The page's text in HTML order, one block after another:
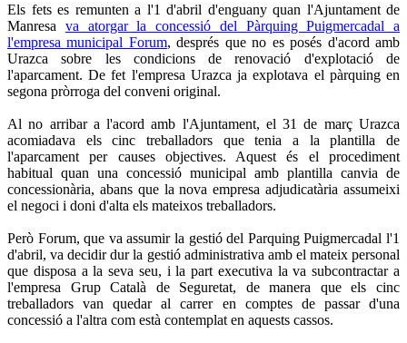
Els fets es remunten a l'1 d'abril d'enguany quan l'Ajuntament de
Manresa va atorgar la concessió del Pàrquing Puigmercadal a
l'empresa municipal Forum, després que no es posés d'acord amb
Urazca sobre les condicions de renovació d'explotació de
l'aparcament. De fet l'empresa Urazca ja explotava el pàrquing en
segona pròrroga del conveni original.
Al no arribar a l'acord amb l'Ajuntament, el 31 de març Urazca
acomiadava els cinc treballadors que tenia a la plantilla de
l'aparcament per causes objectives. Aquest és el procediment
habitual quan una concessió municipal amb plantilla canvia de
concessionària, abans que la nova empresa adjudicatària assumeixi
el negoci i doni d'alta els mateixos treballadors.
Però Forum, que va assumir la gestió del Parquing Puigmercadal l'1
d'abril, va decidir dur la gestió administrativa amb el mateix personal
que disposa a la seva seu, i la part executiva la va subcontractar a
l'empresa Grup Català de Seguretat, de manera que els cinc
treballadors van quedar al carrer en comptes de passar d'una
concessió a l'altra com està contemplat en aquests cassos.